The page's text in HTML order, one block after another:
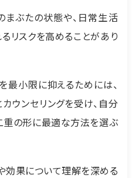
まぶたの状態や、日常生活
リスクを高めることがあり
最小限に抑えるためには、
ウンセリングを受け、自分
重の形に最適な方法を選ぶ
効果について理解を深める